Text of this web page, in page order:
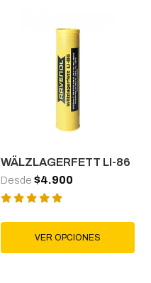
WÄLZLAGERFETT LI-86
Desde $4.900
VER OPCIONES